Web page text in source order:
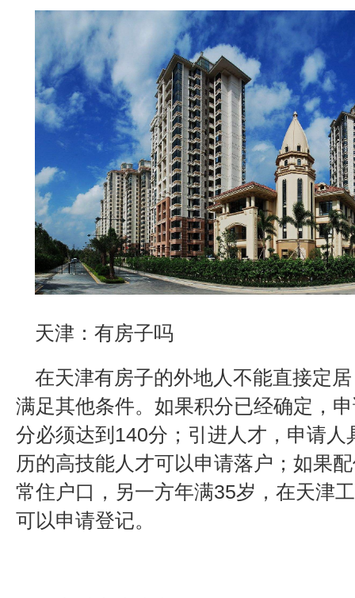
天津：有房子吗
在天津有房子的外地人不能直接定
满足其他条件。如果积分已经确定，
分必须达到140分；引进人才，申请人
历的高技能人才可以申请落户；如果
常住户口，另一方年满35岁，在天津
可以申请登记。